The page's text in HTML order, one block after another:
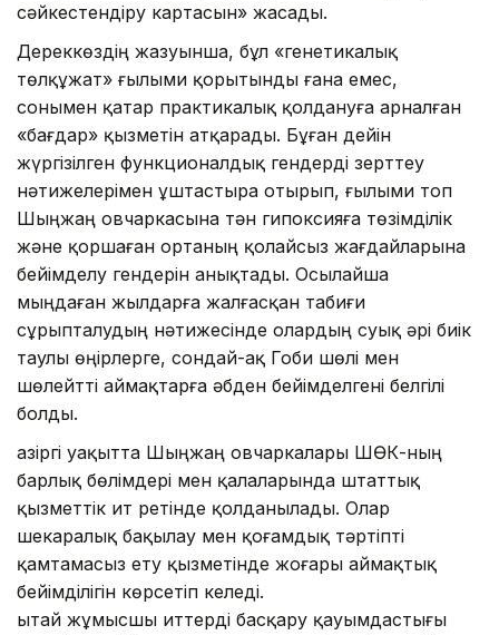
сәйкестендіру картасын» жасады.
Дереккөздің жазуынша, бұл «генетикалық
төлқұжат» ғылыми қорытынды ғана емес,
сонымен қатар практикалық қолдануға арналған
«бағдар» қызметін атқарады. Бұған дейін
жүргізілген функционалдық гендерді зерттеу
нәтижелерімен ұштастыра отырып, ғылыми топ
Шыңжаң овчаркасына тән гипоксияға төзімділік
және қоршаған ортаның қолайсыз жағдайларына
бейімделу гендерін анықтады. Осылайша
мыңдаған жылдарға жалғасқан табиғи
сұрыпталудың нәтижесінде олардың суық әрі биік
таулы өңірлерге, сондай-ақ Гоби шөлі мен
шөлейтті аймақтарға әбден бейімделгені белгілі
болды.
Қазіргі уақытта Шыңжаң овчаркалары ШӨҚК-ның
барлық бөлімдері мен қалаларында штаттық
қызметтік ит ретінде қолданылады. Олар
шекаралық бақылау мен қоғамдық тәртіпті
қамтамасыз ету қызметінде жоғары аймақтық
бейімділігін көрсетіп келеді.
Қытай жұмысшы иттерді басқару қауымдастығы